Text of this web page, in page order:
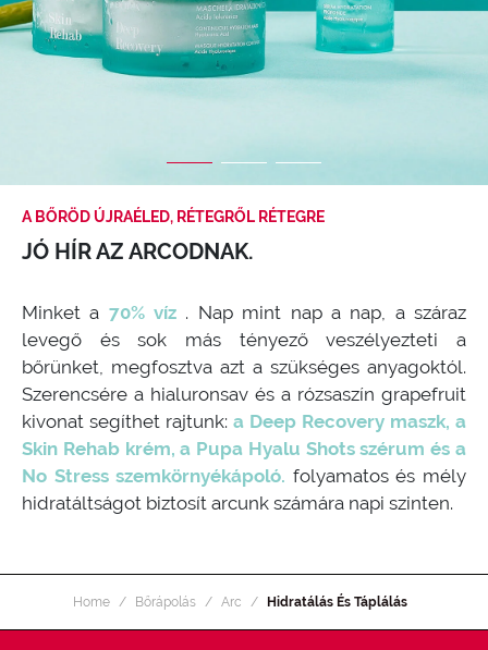
A BŐRÖD ÚJRAÉLED, RÉTEGRŐL RÉTEGRE
JÓ HÍR AZ ARCODNAK.
Minket a 70% víz . Nap mint nap a nap, a száraz
levegő és sok más tényező veszélyezteti a
bőrünket, megfosztva azt a szükséges anyagoktól.
Szerencsére a hialuronsav és a rózsaszín grapefruit
kivonat segíthet rajtunk: a Deep Recovery maszk, a
Skin Rehab krém, a Pupa Hyalu Shots szérum és a
No Stress szemkörnyékápoló. folyamatos és mély
hidratáltságot biztosít arcunk számára napi szinten.
Home Bőrápolás Arc Hidratálás És Táplálás